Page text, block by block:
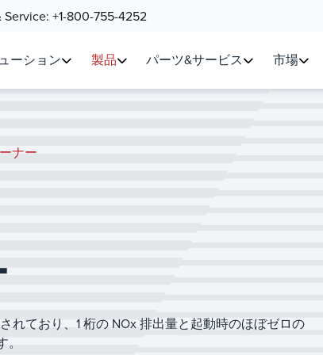
Service: +1-800-755-4252
ーション 製品 パーツ&サービス 市場
ナー
れており、1 桁の NOx 排出量と起動時のほぼゼロの